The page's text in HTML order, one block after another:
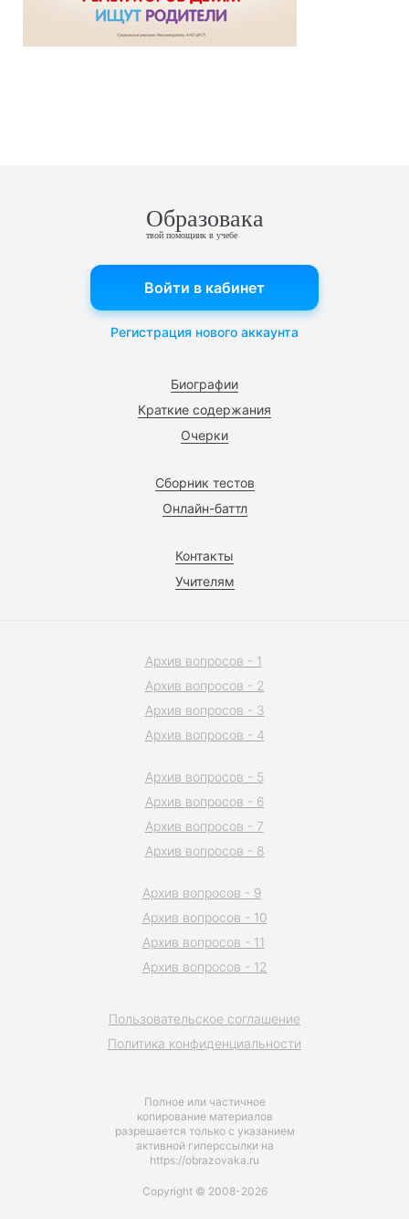
Образовака
твой помощник в учебе
Биографии
Краткие содержания
Очерки
Сборник тестов
Онлайн-баттл
Контакты
Учителям
Войти в кабинет
Регистрация нового аккаунта
Полное или частичное
копирование материалов
разрешается только с указанием
активной гиперссылки на
https://obrazovaka.ru
Пользовательское соглашение
Политика конфиденциальности
Архив вопросов - 1
Архив вопросов - 2
Архив вопросов - 3
Архив вопросов - 4
Архив вопросов - 5
Архив вопросов - 6
Архив вопросов - 7
Архив вопросов - 8
Архив вопросов - 9
Архив вопросов - 10
Архив вопросов - 11
Архив вопросов - 12
Copyright © 2008-2026